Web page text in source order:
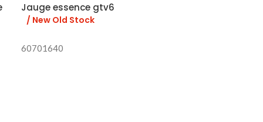
Jauge essence gtv6
/ New Old Stock
60701640